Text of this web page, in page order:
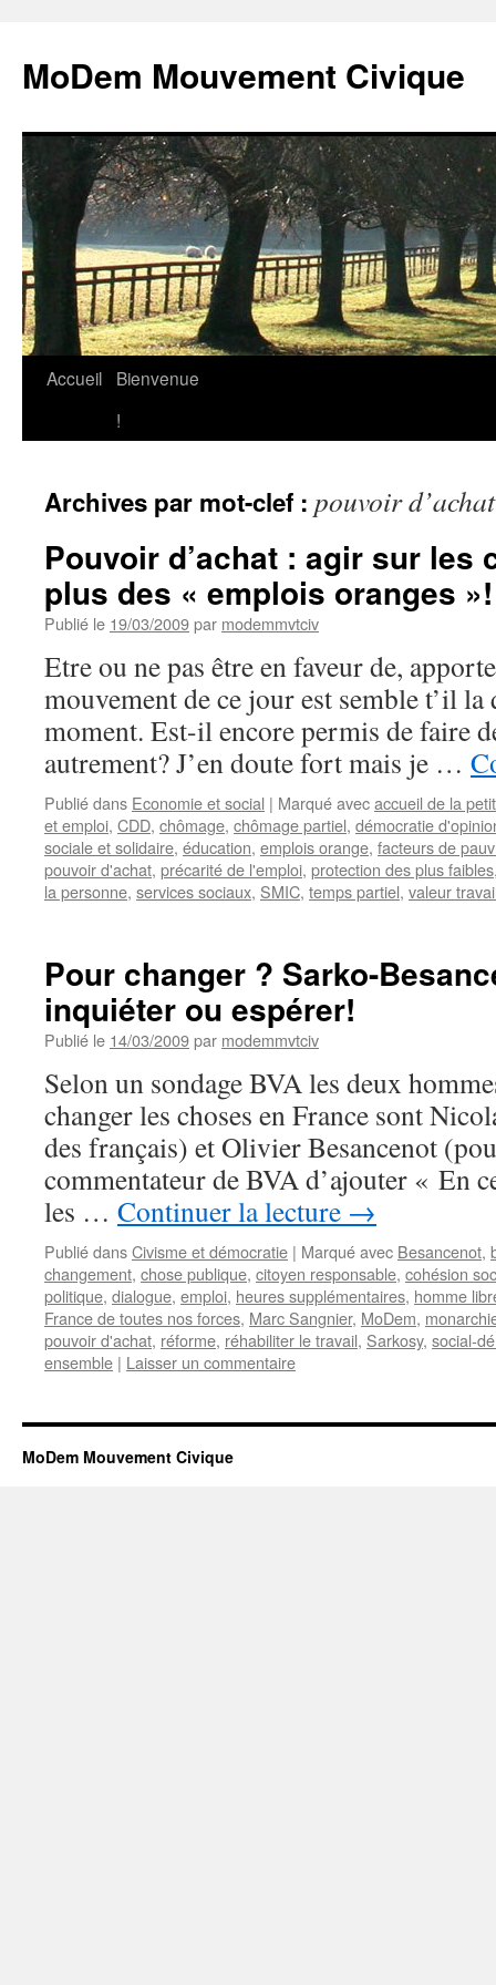
MoDem Mouvement Civique
Aller
Accueil
Bienvenue
!
Archives par mot-clef : pouvoir d’achat
Pouvoir d’achat : agir sur les
plus des « emplois oranges »!
Publié le 19/03/2009par modemmvtciv
Etre ou ne pas être en faveur de,
mouvement de ce jour est semble t’il
moment. Est-il encore permis de faire
autrement? J’en doute fort mais je …
Publié dans Economie et social | Marqué avecaccueil de la
et emploi, CDD, chômage, chômage partiel, démocratie
sociale et solidaire, éducation, emplois orange, facteurs de
pouvoir d'achat, précarité de l'emploi, protection des plus faibles
la personne, services sociaux, SMIC, temps partiel, valeur
Pour changer ? Sarko-
inquiéter ou espérer!
Publié le 14/03/2009par modemmvtciv
Selon un sondage BVA les deux
changer les choses en France sont
des français) et Olivier Besancenot
commentateur de BVA d’ajouter « En
les … Continuer la lecture →
Publié dansCivisme et démocratie | Marqué avec Besancenot,
changement, chose publique, citoyen responsable, cohésion
politique, dialogue, emploi, heures supplémentaires, homme
France de toutes nos forces, Marc Sangnier, MoDem,
pouvoir d'achat, réforme, réhabiliter le travail, Sarkosy, social-
ensemble | Laisser un commentaire
MoDem Mouvement Civique